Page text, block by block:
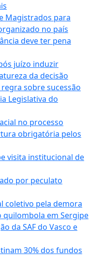
Magistrados para
no país
deve ter pena
juízo induzir
da decisão
sobre sucessão
Legislativa do
no processo
obrigatória pelos
visita institucional de
por peculato
coletivo pela demora
em Sergipe
da SAF do Vasco e
30% dos fundos